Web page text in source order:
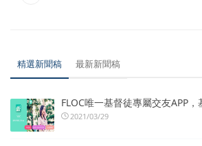
精選新聞稿 最新新聞稿
FLOC唯一基督徒專屬交友APP
2021/03/29